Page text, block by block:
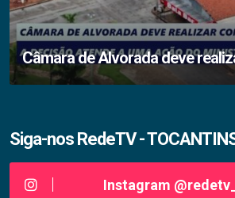
Câmara de Alvorada deve
Siga-nos RedeTV -
Instagram